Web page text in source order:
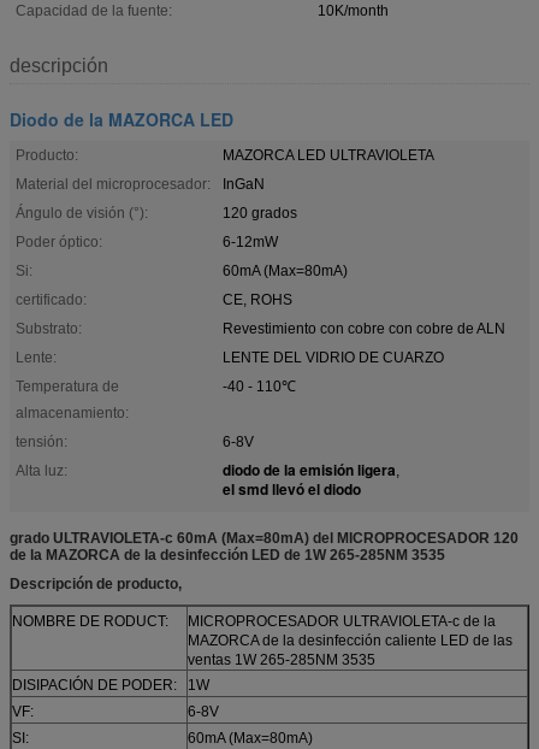
Capacidad de la fuente:
10K/month
descripción
Diodo de la MAZORCA LED
Producto:
MAZORCA LED ULTRAVIOLETA
Material del microprocesador:
InGaN
Ángulo de visión (°):
120 grados
Poder óptico:
6-12mW
Si:
60mA (Max=80mA)
certificado:
CE, ROHS
Substrato:
Revestimiento con cobre con cobre de ALN
Lente:
LENTE DEL VIDRIO DE CUARZO
Temperatura de
almacenamiento:
-40 - 110℃
tensión:
6-8V
Alta luz:
diodo de la emisión ligera,
el smd llevó el diodo
grado ULTRAVIOLETA-c 60mA (Max=80mA) del MICROPROCESADOR 120
de la MAZORCA de la desinfección LED de 1W 265-285NM 3535
Descripción de producto,
NOMBRE DE RODUCT:
MICROPROCESADOR ULTRAVIOLETA-c de la
MAZORCA de la desinfección caliente LED de las
ventas 1W 265-285NM 3535
DISIPACIÓN DE PODER:
1W
VF:
6-8V
SI:
60mA (Max=80mA)